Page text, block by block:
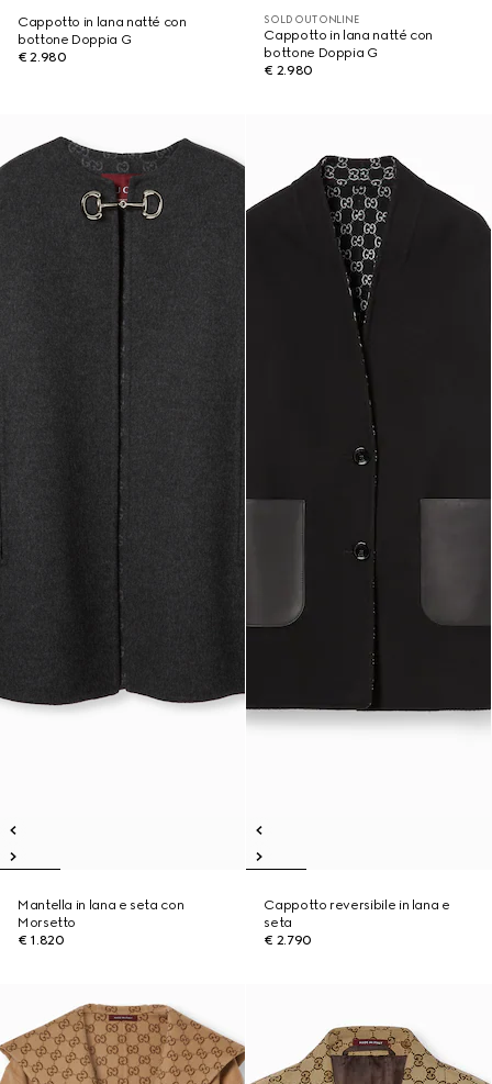
Cappotto in lana natté con
bottone Doppia G
€ 2.980
SOLD OUT ONLINE
Cappotto in lana natté con
bottone Doppia G
€ 2.980
Mantella in lana e seta con
Morsetto
€ 1.820
Cappotto reversibile in lana e
seta
€ 2.790